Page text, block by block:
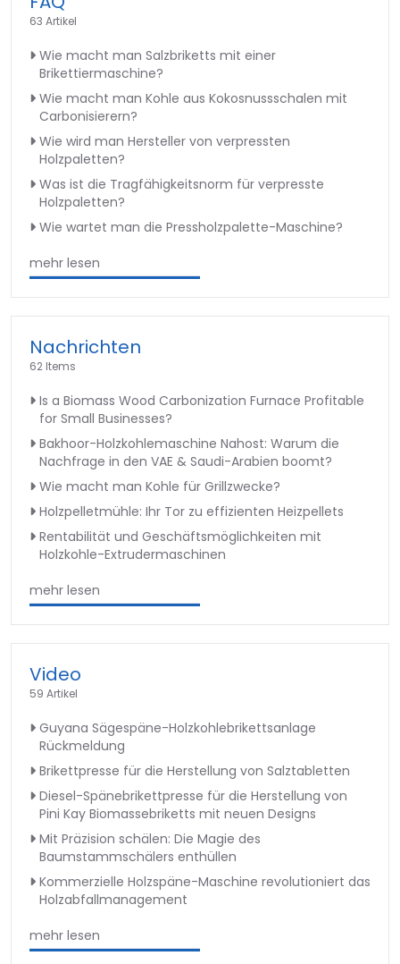
63 Artikel
Wie macht man Salzbriketts mit einer
Brikettiermaschine?
Wie macht man Kohle aus Kokosnussschalen mit
Carbonisierern?
Wie wird man Hersteller von verpressten
Holzpaletten?
Was ist die Tragfähigkeitsnorm für verpresste
Holzpaletten?
Wie wartet man die Pressholzpalette-Maschine?
mehr lesen
Nachrichten
62 Items
Is a Biomass Wood Carbonization Furnace Profitable
for Small Businesses?
Bakhoor-Holzkohlemaschine Nahost: Warum die
Nachfrage in den VAE & Saudi-Arabien boomt?
Wie macht man Kohle für Grillzwecke?
Holzpelletmühle: Ihr Tor zu effizienten Heizpellets
Rentabilität und Geschäftsmöglichkeiten mit
Holzkohle-Extrudermaschinen
mehr lesen
Video
59 Artikel
Guyana Sägespäne-Holzkohlebrikettsanlage
Rückmeldung
Brikettpresse für die Herstellung von Salztabletten
Diesel-Spänebrikettpresse für die Herstellung von
Pini Kay Biomassebriketts mit neuen Designs
Mit Präzision schälen: Die Magie des
Baumstammschälers enthüllen
Kommerzielle Holzspäne-Maschine revolutioniert das
Holzabfallmanagement
mehr lesen